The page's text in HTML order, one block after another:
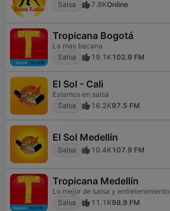
Salsa 7.8KOnline
Tropicana Bogotá
La mas bacana
Salsa
19.1K102.9 FM
El Sol - Cali
Estamos en salsa
Salsa
16.2K97.5 FM
El Sol Medellín
Salsa 10.4K 107.9 FM
Tropicana Medellín
Lo mejor de salsa y entretenimiento
Salsa
11.1K98.9 FM